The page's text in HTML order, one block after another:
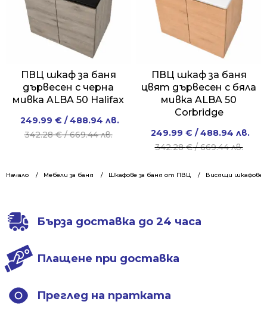
Начало Мебели за баня Шкафове за баня от ПВЦ Висящи шкафове
ПВЦ шкаф за баня
дървесен с черна
мивка ALBA 50 Halifax
342.28€/ 669.44 лв.
Original
price
/
249.99 € / 488.94 лв.
Current
price
/
ПВЦ шкаф за баня
цвят дървесен с бяла
мивка ALBA 50
Corbridge
342.28€/ 669.44 лв.
Original
price
342.28 €
249.99 € / 488.94 лв.
Current
price
249.99 €
Бърза доставка до 24 часа
Плащене при доставка
Преглед на пратката